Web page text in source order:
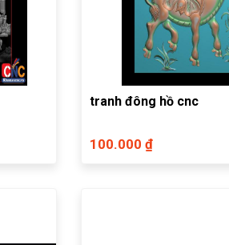
tranh đông hồ cnc
100.000 ₫